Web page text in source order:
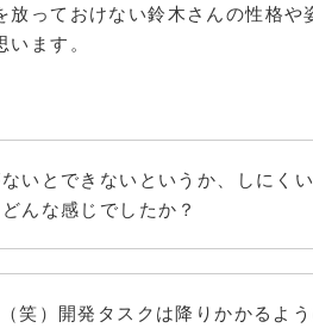
放っておけない鈴木さんの性格
います。
いとできないというか、しにく
んな感じでしたか？
笑）開発タスクは降りかかるよ